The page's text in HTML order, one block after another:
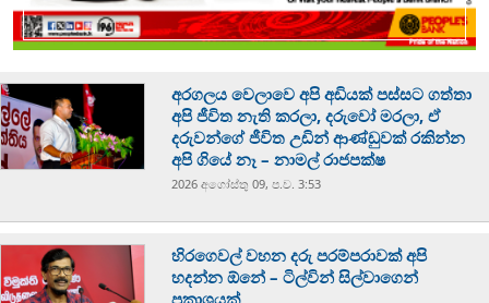
අරගලය වෙලාවෙ අපි අඩියක් පස්සට ගත්තා
අපි ජීවිත නැති කරලා, දරුවෝ මරලා, ඒ
දරුවන්ගේ ජීවිත උඩින් ආණ්ඩුවක් රකින්න
අපි ගියේ නෑ – නාමල් රාජපක්ෂ
2026 අගෝස්‍තු 09, ප.ව. 3:53
හිරගෙවල් වහන දරු පරම්පරාවක් අපි
හදන්න ඕනේ – ටිල්වින් සිල්වාගෙන්